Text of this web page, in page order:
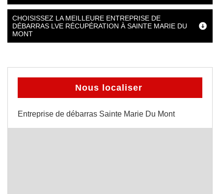
CHOISISSEZ LA MEILLEURE ENTREPRISE DE
DÉBARRAS LVE RÉCUPÉRATION À SAINTE MARIE DU
MONT
Nous localiser
Entreprise de débarras Sainte Marie Du Mont